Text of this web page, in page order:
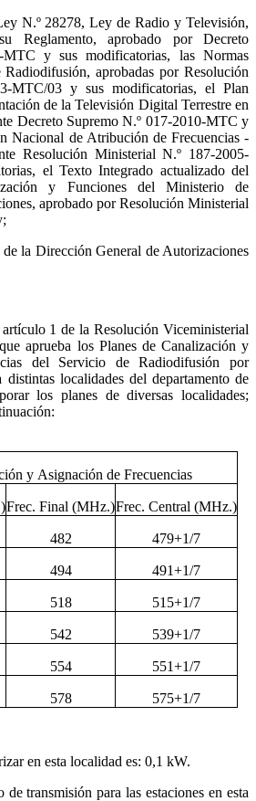
N.º 28278, Ley de Radio y Televisión,
Reglamento, aprobado por Decreto
MTC y sus modificatorias, las Normas
aprobadas por Resolución
MTC/03 y sus modificatorias, el Plan
de la Televisión Digital Terrestre en
Decreto Supremo N.º 017-2010-MTC y
Nacional de Atribución de Frecuencias -
Resolución Ministerial N.º 187-2005-
el Texto Integrado actualizado del
y Funciones del Ministerio de
aprobado por Resolución Ministerial
la Dirección General de Autorizaciones
1 de la Resolución Viceministerial
aprueba los Planes de Canalización y
del Servicio de Radiodifusión por
localidades del departamento de
los planes de diversas localidades;
y Asignación de Frecuencias
Frec. Final (MHz.)Frec. Central (MHz.)
482 479+1/7
494 491+1/7
518 515+1/7
542 539+1/7
554 551+1/7
578 575+1/7
en esta localidad es: 0,1 kW.
de transmisión para las estaciones en esta